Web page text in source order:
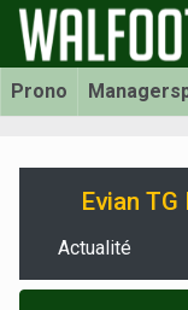
Prono
Evian TG
Actualité